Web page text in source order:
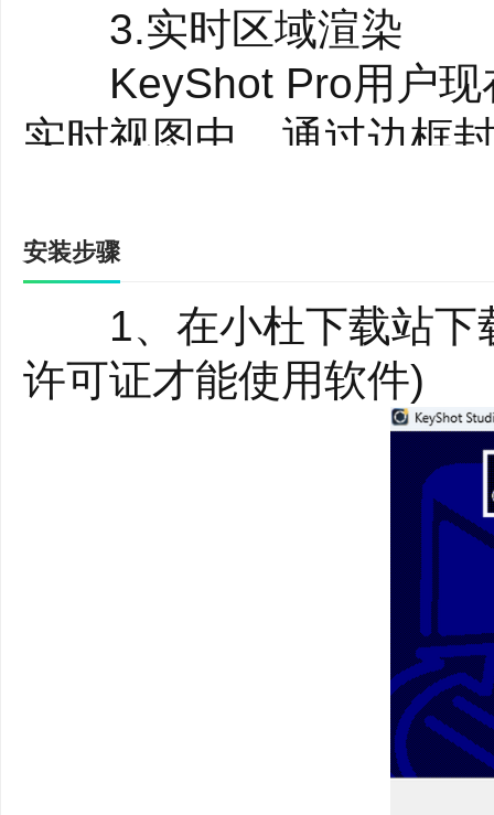
3.实时区域渲染
KeyShot Pro用户现
实时视图中，通过边框
保存有效的场景设置
通过KeyShot Pro创建
5.多层PSD
使用通道和图层(作为
渲染PSD和PSD 32位
6.增进材质控制
有了KeyShot科学准
KeyShot 通过先进的编
控制材质，实现扩展材
有了KeyShot 材质库
安装步骤
1、在小杜下载站下
许可证才能使用软件)